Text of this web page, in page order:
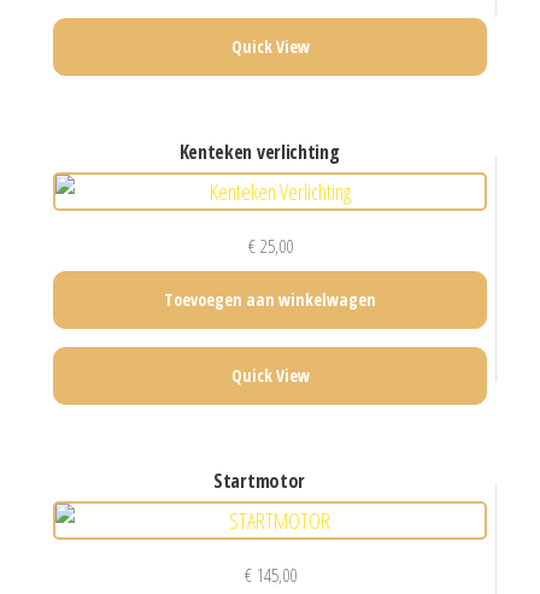
Quick View
kenteken verlichting
€25,00
Toevoegen aan winkelwagen
Quick View
startmotor
€145,00